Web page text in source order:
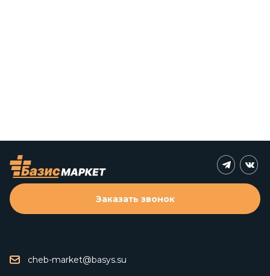
cheb-market@basys.su
Заказать звонок